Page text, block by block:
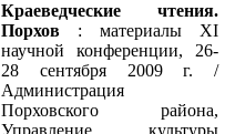
Краеведческие чтения.
Порхов : материалы XI
научной конференции, 26-
28 сентября 2009 г. /
Администрация
Порховского района,